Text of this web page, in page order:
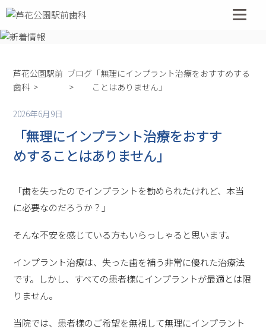
コ
ン
テ
芦花公園駅前
歯科
ブログ 「無理にインプラント治療をおすすめする
ことはありません」
2026年6月9日
「無理にインプラント治療をおすす
めすることはありません」
「歯を失ったのでインプラントを勧められたけれど、本当
に必要なのだろうか？」
そんな不安を感じている方もいらっしゃると思います。
インプラント治療は、失った歯を補う非常に優れた治療法
です。しかし、すべての患者様にインプラントが最適とは限
りません。
当院では、患者様のご希望を無視して無理にインプラント